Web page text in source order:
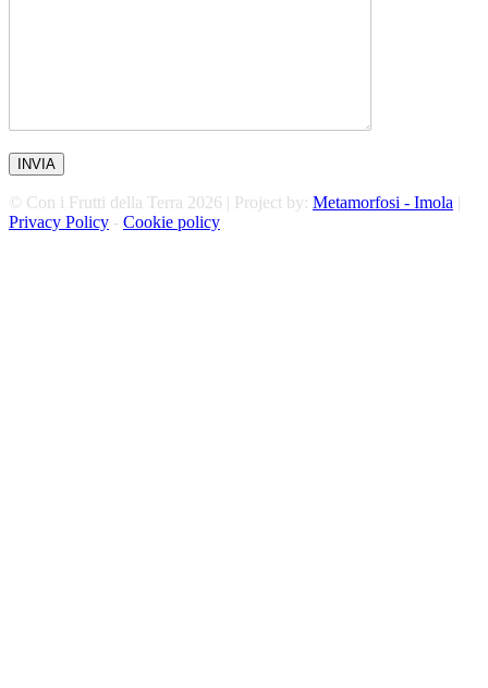
© Con i Frutti della Terra 2026 | Project by: Metamorfosi - Imola |
Privacy Policy - Cookie policy